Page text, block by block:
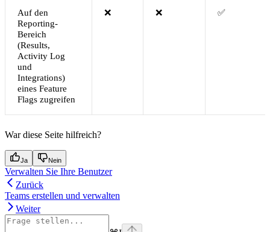
Auf den
Reporting-
Bereich
(Results,
Activity Log
und
Integrations)
eines Feature
Flags zugreifen
❌ ❌ ✅
War diese Seite hilfreich?
Ja Nein
Verwalten Sie Ihre Benutzer
Zurück
Teams erstellen und verwalten
Weiter